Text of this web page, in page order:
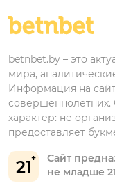
Бонусы Бетера
Бонусы Винлайн
Марафонбет
21
Сайт
не младше
betnbet.by – это
мира,
Информация на
характер: не
предоставляет